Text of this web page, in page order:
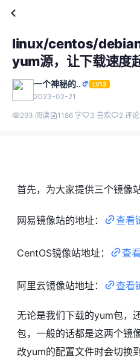
linux/centos/
yum源，让下载速度
一个神秘的.. LV13
2023-02-21
293 阅读 1186 字 3 喜欢 2 评论
首先，为大家提供三个镜像站
网易镜像站的地址： 查看
CentOS镜像站地址： 查
阿里云镜像站地址： 查看
无论是我们下载的yum包，
包，一般的话都是这两个镜
改yum的配置文件时会切换